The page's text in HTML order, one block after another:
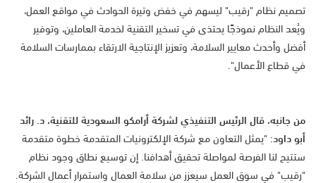
تصميم نظام "رقيب" ليسهم في خفض وتيرة الحوادث في مواقع العمل،
ويُعد النظام نموذجًا يحتذى في تسخير التقنية لخدمة العاملين، وتوفير
أفضل وأحدث معايير السلامة، وتعزيز الإنتاجية الارتقاء بممارسات السلامة
في قطاع الأعمال".
من جانبه، قال الرئيس التنفيذي لشركة أرامكو السعودية للتقنية، د. رائد
أبو داود: "يمثل التعاون مع شركة الإلكترونيات المتقدمة خطوة متقدمة
ستتيح لنا الفرصة لمواصلة تحقيق أهدافنا. إن توسيع نطاق وجود نظام
"رقيب" في سوق العمل سيعزز من سلامة العمال واستمرار أعمال الشركة.